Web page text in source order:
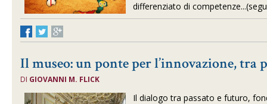
differenziato di
Il museo: un ponte per l’innovazione, tra
DI GIOVANNI M. FLICK
Il dialogo tra passato e futuro,